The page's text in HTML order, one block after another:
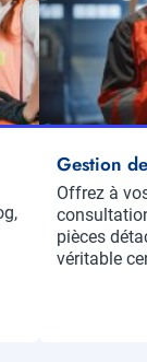
Gestion
Résumé
Offrez à
pièces
véritable